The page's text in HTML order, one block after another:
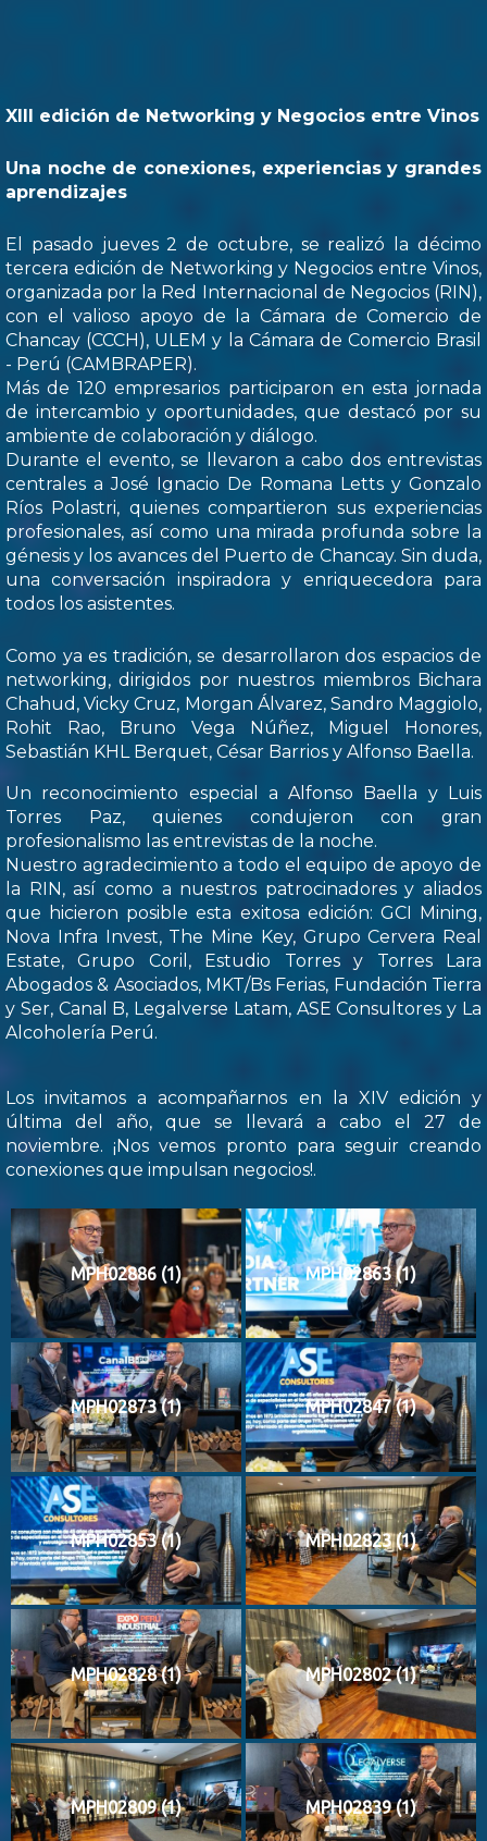
XIII edición de Networking y Negocios entre Vinos
Una noche de conexiones, experiencias y grandes
aprendizajes
El pasado jueves 2 de octubre, se realizó la décimo
tercera edición de Networking y Negocios entre Vinos,
organizada por la Red Internacional de Negocios (RIN),
con el valioso apoyo de la Cámara de Comercio de
Chancay (CCCH), ULEM y la Cámara de Comercio Brasil
- Perú (CAMBRAPER).
Más de 120 empresarios participaron en esta jornada
de intercambio y oportunidades, que destacó por su
ambiente de colaboración y diálogo.
Durante el evento, se llevaron a cabo dos entrevistas
centrales a José Ignacio De Romana Letts y Gonzalo
Ríos Polastri, quienes compartieron sus experiencias
profesionales, así como una mirada profunda sobre la
génesis y los avances del Puerto de Chancay. Sin duda,
una conversación inspiradora y enriquecedora para
todos los asistentes.
Como ya es tradición, se desarrollaron dos espacios de
networking, dirigidos por nuestros miembros Bichara
Chahud, Vicky Cruz, Morgan Álvarez, Sandro Maggiolo,
Rohit Rao, Bruno Vega Núñez, Miguel Honores,
Sebastián KHL Berquet, César Barrios y Alfonso Baella.
Un reconocimiento especial a Alfonso Baella y Luis
Torres Paz, quienes condujeron con gran
profesionalismo las entrevistas de la noche.
Nuestro agradecimiento a todo el equipo de apoyo de
la RIN, así como a nuestros patrocinadores y aliados
que hicieron posible esta exitosa edición: GCI Mining,
Nova Infra Invest, The Mine Key, Grupo Cervera Real
Estate, Grupo Coril, Estudio Torres y Torres Lara
Abogados & Asociados, MKT/Bs Ferias, Fundación Tierra
y Ser, Canal B, Legalverse Latam, ASE Consultores y La
Alcoholería Perú.
Los invitamos a acompañarnos en la XIV edición y
última del año, que se llevará a cabo el 27 de
noviembre. ¡Nos vemos pronto para seguir creando
conexiones que impulsan negocios!.
MPH02886 (1) MPH02863 (1)
MPH02873 (1) MPH02847 (1)
MPH02853 (1) MPH02823 (1)
MPH02828 (1) MPH02802 (1)
MPH02809 (1) MPH02839 (1)